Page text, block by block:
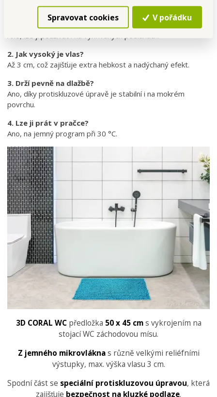
Spravovat cookies V pořádku
FAQ – Nejčastější dotazy
1. Je předložka vhodná i na podlahové topení?
Ano, lze ji používat i na vyhřívaných podlahách.
2. Jak vysoký je vlas?
Až 3 cm, což zajišťuje extra hebkost a nadýchaný efekt.
3. Drží pevně na dlažbě?
Ano, díky protiskluzové úpravě je stabilní i na mokrém
povrchu.
4. Lze ji prát v pračce?
Ano, na jemný program při 30 °C.
3D CORAL WCpředložka 50 x 45 cms vykrojením na
stojací WC záchodovou mísu.
Z jemného mikrovláknas různě velkými reliéfními
výstupky, max. výška vlasu 3 cm.
Spodní část se speciální protiskluzovou úpravou, která
zajišťuje bezpečnost na kluzké podlaze.